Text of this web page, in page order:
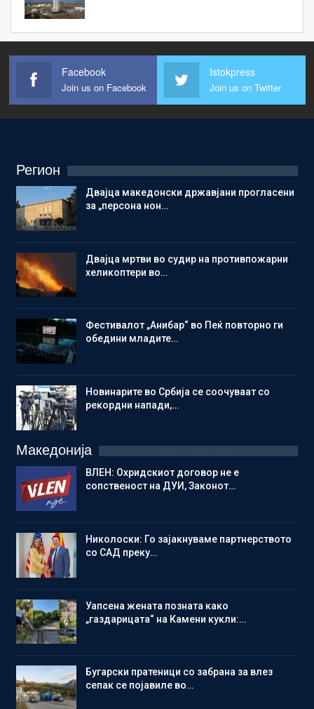
Facebook
Join us on Facebook
Istokpress
Join us on Twitter
Регион
Двајца македонски државјани прогласени
за „персона нон…
Двајца мртви во судир на противпожарни
хеликоптери во…
Фестивалот „Анибар“ во Пеќ повторно ги
обедини младите…
Новинарите во Србија се соочуваат со
рекордни напади,…
Македонија
ВЛЕН: Охридскиот договор не е
сопственост на ДУИ, Законот…
Николоски: Го зајакнуваме партнерството
со САД преку…
Уапсена жената позната како
„газдарицата“ на Камени кукли:…
Бугарски пратеници со забрана за влез
сепак се појавиле во…